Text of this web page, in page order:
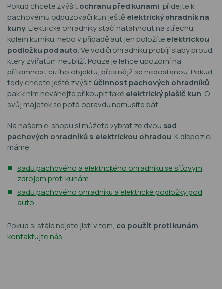
Pokud chcete zvýšitochranu před kunami, přidejte k
pachovému odpuzovači kun ještě elektrický ohradník na
kuny. Elektrické ohradníky stačí natáhnout na střechu,
kolem kurníku, nebo v případě aut jen položíte elektrickou
podložku pod auto. Ve vodiči ohradníku probíjí slabý proud,
který zvířatům neublíží. Pouze je lehce upozorní na
přítomnost cizího objektu, přes nějž se nedostanou. Pokud
tedy chcete ještě zvýšitúčinnost pachových ohradníků,
pak k nim neváhejte přikoupit také elektrický plašič kun. O
svůj majetek se poté opravdu nemusíte bát.
Na našem e-shopu si můžete vybrat ze dvou sad
pachových ohradníků s elektrickou ohradou. K dispozici
máme:
sadu pachového a elektrického ohradníku se síťovým
zdrojem proti kunám
sadu pachového ohradníku a elektrické podložky pod
auto
Pokud si stále nejste jistí v tom, co použít proti kunám,
kontaktujte nás.